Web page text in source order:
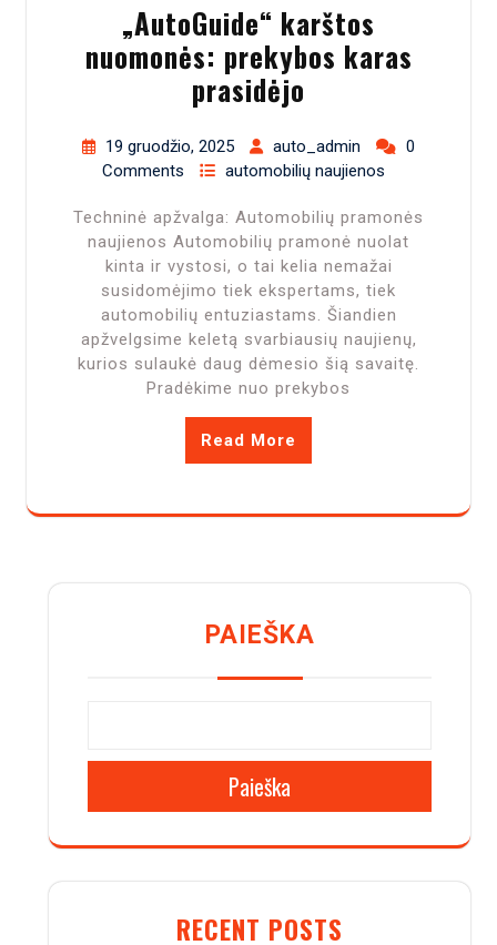
„AutoGuide“ karštos
nuomonės: prekybos karas
prasidėjo
19 gruodžio, 2025 auto_admin
0
Comments
automobilių naujienos
Techninė apžvalga: Automobilių pramonės
naujienos Automobilių pramonė nuolat
kinta ir vystosi, o tai kelia nemažai
susidomėjimo tiek ekspertams, tiek
automobilių entuziastams. Šiandien
apžvelgsime keletą svarbiausių naujienų,
kurios sulaukė daug dėmesio šią savaitę.
Pradėkime nuo prekybos
Read More
PAIEŠKA
Paieška
RECENT POSTS